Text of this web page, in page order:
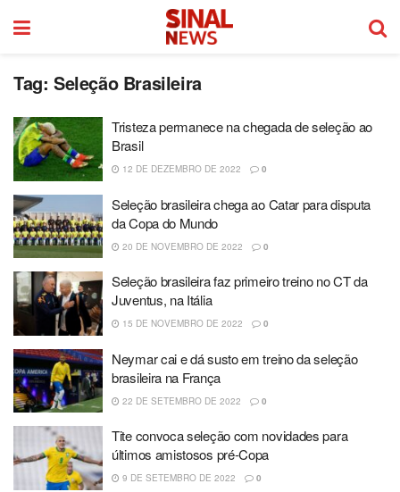
Tag: Seleção Brasileira
Tristeza permanece na chegada de seleção ao
Brasil
12 DE DEZEMBRO DE 2022 0
Seleção brasileira chega ao Catar para disputa
da Copa do Mundo
20 DE NOVEMBRO DE 2022 0
Seleção brasileira faz primeiro treino no CT da
Juventus, na Itália
15 DE NOVEMBRO DE 2022 0
Neymar cai e dá susto em treino da seleção
brasileira na França
22 DE SETEMBRO DE 2022 0
Tite convoca seleção com novidades para
últimos amistosos pré-Copa
9 DE SETEMBRO DE 2022 0